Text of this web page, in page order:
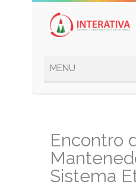
Encontro
Sistema